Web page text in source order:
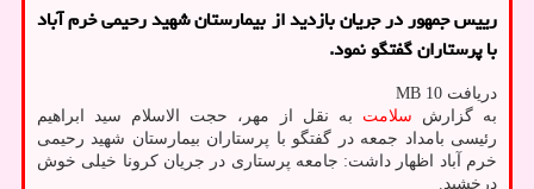
رییس جمهور در جریان بازدید از بیمارستان شهید رحیمی خرم آباد
با پرستاران گفتگو نمود.
دریافت 10 MB
به گزارش سلامت به نقل از مهر، حجت الاسلام سید ابراهیم
رئیسی بامداد جمعه در گفتگو با پرستاران بیمارستان شهید رحیمی
خرم آباد اظهار داشت: جامعه پرستاری در جریان کرونا خیلی خوش
درخشید.